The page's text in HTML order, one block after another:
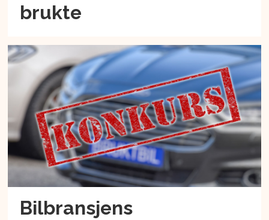
brukte
Bilbransjens